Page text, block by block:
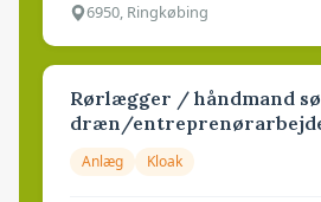
6950, Ringkøbing
Rørlægger / håndmand
dræn/
Anlæg Kloak